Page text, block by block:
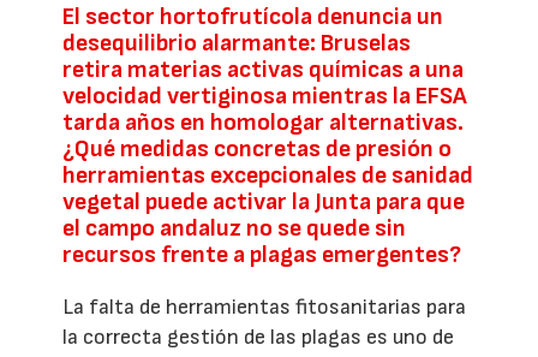
El sector hortofrutícola denuncia un
desequilibrio alarmante: Bruselas
retira materias activas químicas a una
velocidad vertiginosa mientras la EFSA
tarda años en homologar alternativas.
¿Qué medidas concretas de presión o
herramientas excepcionales de sanidad
vegetal puede activar la Junta para que
el campo andaluz no se quede sin
recursos frente a plagas emergentes?
La falta de herramientas fitosanitarias para
la correcta gestión de las plagas es uno de